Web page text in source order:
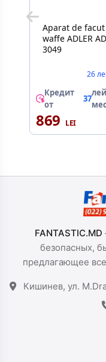
Aparat de facut
waffe ADLER
3049
26
Кредит
от
37
мес
869
FANTASTIC.MD
безопасных,
предлагающее
Кишинев, ул.